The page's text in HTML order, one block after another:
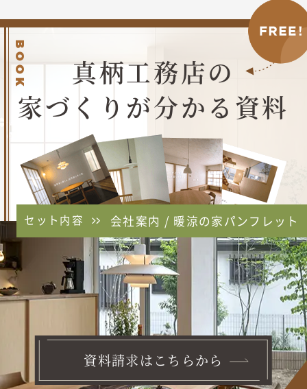
BOOK
真柄工務店の
家づくりが分かる資料
セット内容 会社案内 / 暖涼の家パンフレット
資料請求はこちらから